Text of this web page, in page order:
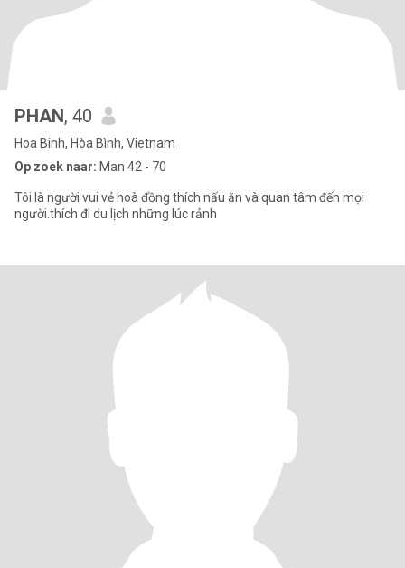
PHAN, 40
Hoa Binh, Hòa Bình, Vietnam
Op zoek naar: Man 42 - 70
Tôi là người vui vẻ hoà đồng thích nấu ăn và quan tâm đến mọi
người.thích đi du lịch những lúc rảnh